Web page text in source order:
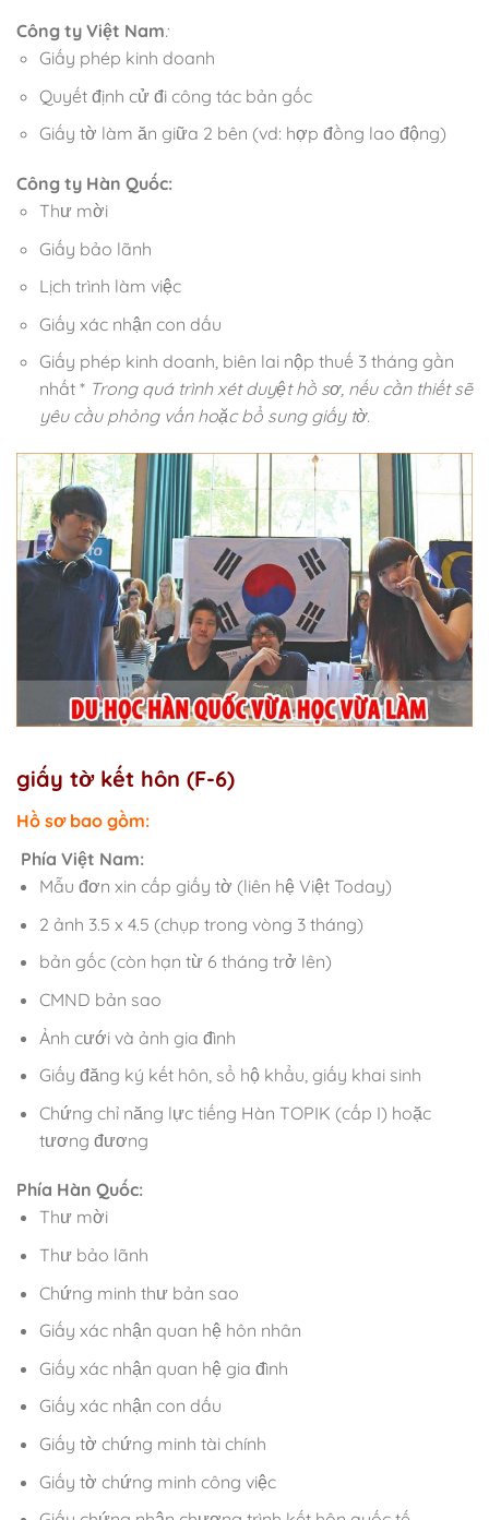
Công ty Việt Nam:
Giấy phép kinh doanh
Quyết định cử đi công tác bản gốc
Giấy tờ làm ăn giữa 2 bên (vd: hợp đồng lao động)
Công ty Hàn Quốc:
Thư mời
Giấy bảo lãnh
Lịch trình làm việc
Giấy xác nhận con dấu
Giấy phép kinh doanh, biên lai nộp thuế 3 tháng gần
nhất * Trong quá trình xét duyệt hồ sơ, nếu cần thiết sẽ
yêu cầu phỏng vấn hoặc bổ sung giấy tờ.
giấy tờ kết hôn (F-6)
Hồ sơ bao gồm:
Phía Việt Nam:
Mẫu đơn xin cấp giấy tờ (liên hệ Việt Today)
2 ảnh 3.5 x 4.5 (chụp trong vòng 3 tháng)
bản gốc (còn hạn từ 6 tháng trở lên)
CMND bản sao
Ảnh cưới và ảnh gia đình
Giấy đăng ký kết hôn, sổ hộ khẩu, giấy khai sinh
Chứng chỉ năng lực tiếng Hàn TOPIK (cấp I) hoặc
tương đương
Phía Hàn Quốc:
Thư mời
Thư bảo lãnh
Chứng minh thư bản sao
Giấy xác nhận quan hệ hôn nhân
Giấy xác nhận quan hệ gia đình
Giấy xác nhận con dấu
Giấy tờ chứng minh tài chính
Giấy tờ chứng minh công việc